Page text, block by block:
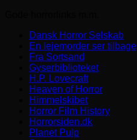
Dansk Horror Selskab
En lejemorder ser tilbage
Fra Sortsand
Gyserbiblioteket
H.P. Lovecraft
Heaven of Horror
Himmelskibet
Horror Film History
Horrorsiden.dk
Planet Pulp